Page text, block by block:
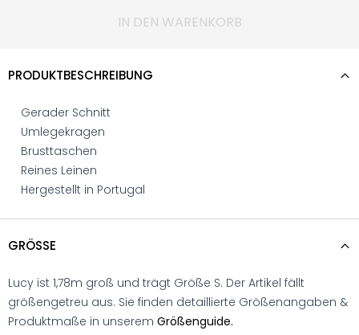
IN DEN WARENKORB
PRODUKTBESCHREIBUNG
Gerader Schnitt
Umlegekragen
Brusttaschen
Reines Leinen
Hergestellt in Portugal
GRÖSSE
Lucy ist 1,78m groß und trägt Größe S. Der Artikel fällt
größengetreu aus. Sie finden detaillierte Größenangaben &
Produktmaße in unserem Größenguide.